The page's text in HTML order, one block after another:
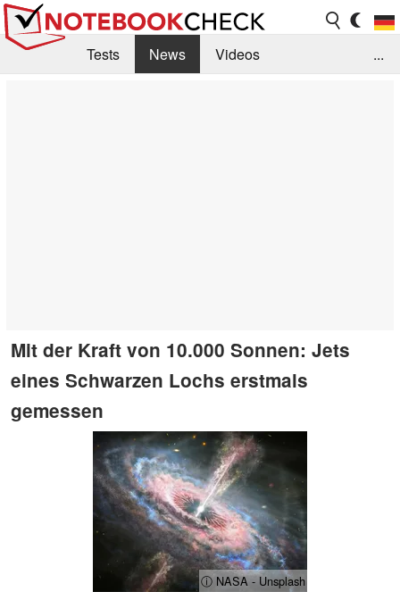
Tests News
Videos
...
Mit der Kraft von 10.000 Sonnen: Jets
eines Schwarzen Lochs erstmals
gemessen
ⓘ NASA - Unsplash